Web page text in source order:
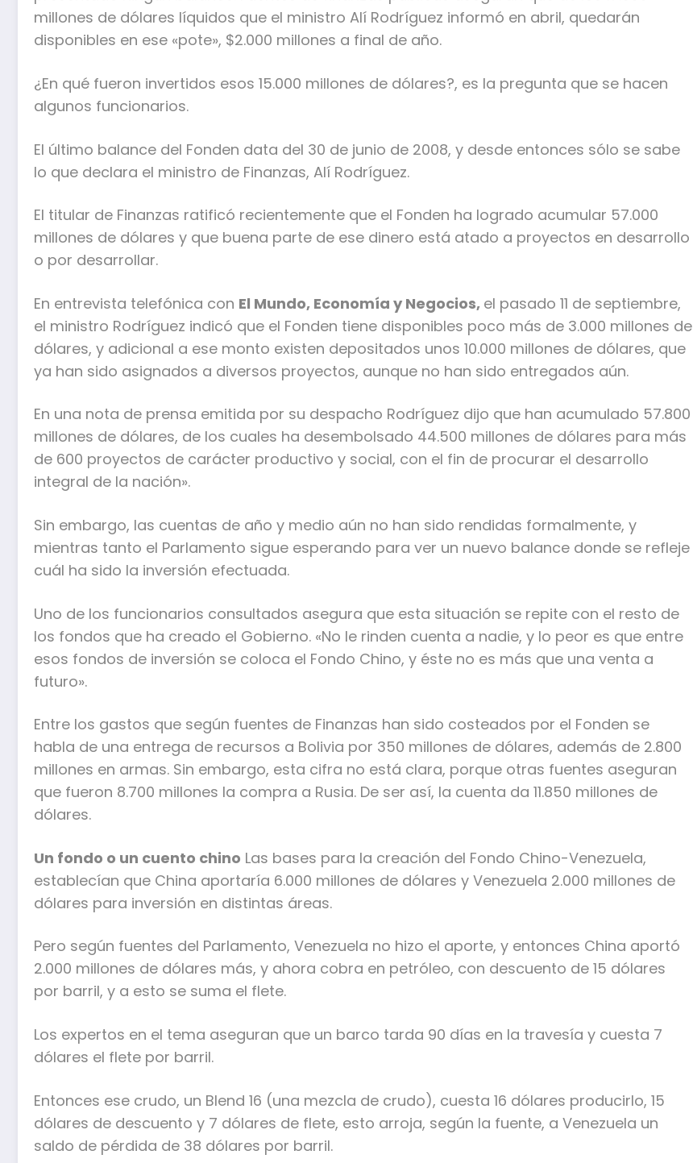
millones de dólares líquidos que el ministro Alí Rodríguez informó en abril, quedarán
disponibles en ese «pote», $2.000 millones a final de año.
¿En qué fueron invertidos esos 15.000 millones de dólares?, es la pregunta que se hacen
algunos funcionarios.
El último balance del Fonden data del 30 de junio de 2008, y desde entonces sólo se sabe
lo que declara el ministro de Finanzas, Alí Rodríguez.
El titular de Finanzas ratificó recientemente que el Fonden ha logrado acumular 57.000
millones de dólares y que buena parte de ese dinero está atado a proyectos en desarrollo
o por desarrollar.
En entrevista telefónica con El Mundo, Economía y Negocios, el pasado 11 de septiembre,
el ministro Rodríguez indicó que el Fonden tiene disponibles poco más de 3.000 millones de
dólares, y adicional a ese monto existen depositados unos 10.000 millones de dólares, que
ya han sido asignados a diversos proyectos, aunque no han sido entregados aún.
En una nota de prensa emitida por su despacho Rodríguez dijo que han acumulado 57.800
millones de dólares, de los cuales ha desembolsado 44.500 millones de dólares para más
de 600 proyectos de carácter productivo y social, con el fin de procurar el desarrollo
integral de la nación».
Sin embargo, las cuentas de año y medio aún no han sido rendidas formalmente, y
mientras tanto el Parlamento sigue esperando para ver un nuevo balance donde se refleje
cuál ha sido la inversión efectuada.
Uno de los funcionarios consultados asegura que esta situación se repite con el resto de
los fondos que ha creado el Gobierno. «No le rinden cuenta a nadie, y lo peor es que entre
esos fondos de inversión se coloca el Fondo Chino, y éste no es más que una venta a
futuro».
Entre los gastos que según fuentes de Finanzas han sido costeados por el Fonden se
habla de una entrega de recursos a Bolivia por 350 millones de dólares, además de 2.800
millones en armas. Sin embargo, esta cifra no está clara, porque otras fuentes aseguran
que fueron 8.700 millones la compra a Rusia. De ser así, la cuenta da 11.850 millones de
dólares.
Un fondo o un cuento chino Las bases para la creación del Fondo Chino-Venezuela,
establecían que China aportaría 6.000 millones de dólares y Venezuela 2.000 millones de
dólares para inversión en distintas áreas.
Pero según fuentes del Parlamento, Venezuela no hizo el aporte, y entonces China aportó
2.000 millones de dólares más, y ahora cobra en petróleo, con descuento de 15 dólares
por barril, y a esto se suma el flete.
Los expertos en el tema aseguran que un barco tarda 90 días en la travesía y cuesta 7
dólares el flete por barril.
Entonces ese crudo, un Blend 16 (una mezcla de crudo), cuesta 16 dólares producirlo, 15
dólares de descuento y 7 dólares de flete, esto arroja, según la fuente, a Venezuela un
saldo de pérdida de 38 dólares por barril.